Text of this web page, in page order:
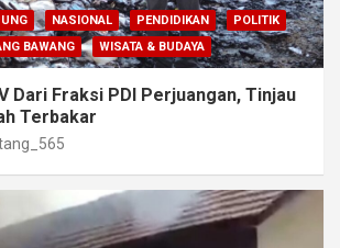
NASIONAL PENDIDIKAN
POLITIK
BAWANG WISATA & BUDAYA
Dari Fraksi PDI Perjuangan, Tinjau
Terbakar